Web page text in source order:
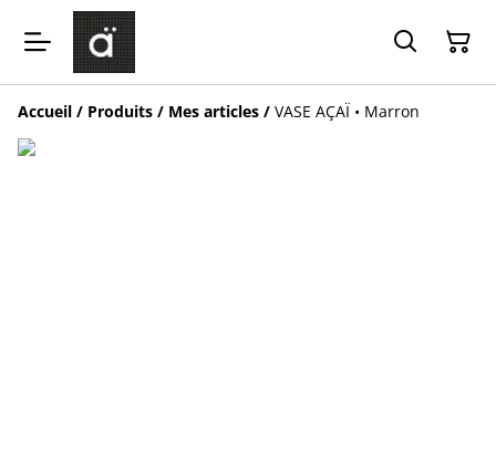
Accueil / Produits / Mes articles / VASE AÇAÏ • Marron